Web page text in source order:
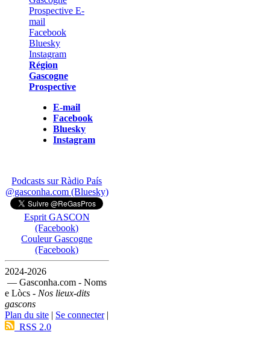
Région
Gascogne
Prospective
E-mail
Facebook
Bluesky
Instagram
Podcasts sur Ràdio País
@gasconha.com (Bluesky)
Esprit GASCON
(Facebook)
Couleur Gascogne
(Facebook)
2024-2026
— Gasconha.com - Noms
e Lòcs - Nos lieux-dits
gascons
Plan du site | Se connecter|
RSS 2.0